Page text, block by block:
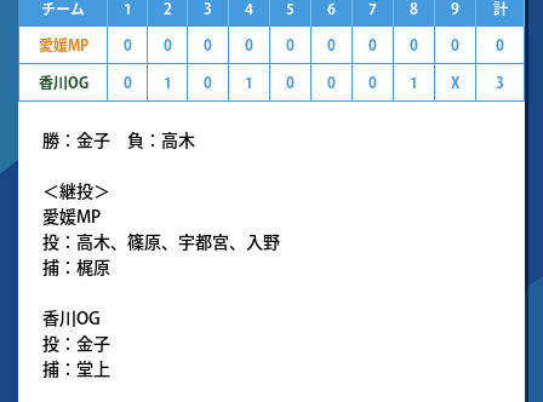
チーム 1 2 3 4 5 6 7 8 9 計
愛媛MP 0 0 0 0 0 0 0 0 0 0
香川OG 0 1 0 1 0 0 0 1 X 3
勝：金子 負：高木
＜継投＞
愛媛MP
投：高木、篠原、宇都宮、入野
捕：梶原
香川OG
投：金子
捕：堂上